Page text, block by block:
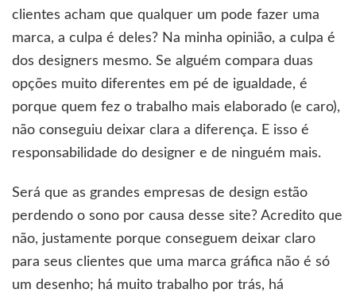
clientes acham que qualquer um pode fazer uma
marca, a culpa é deles? Na minha opinião, a culpa é
dos designers mesmo. Se alguém compara duas
opções muito diferentes em pé de igualdade, é
porque quem fez o trabalho mais elaborado (e caro),
não conseguiu deixar clara a diferença. E isso é
responsabilidade do designer e de ninguém mais.
Será que as grandes empresas de design estão
perdendo o sono por causa desse site? Acredito que
não, justamente porque conseguem deixar claro
para seus clientes que uma marca gráfica não é só
um desenho; há muito trabalho por trás, há